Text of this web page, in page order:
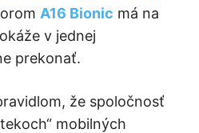
A16 Bionic má na
v jednej
prekonať.
že spoločnosť
mobilných